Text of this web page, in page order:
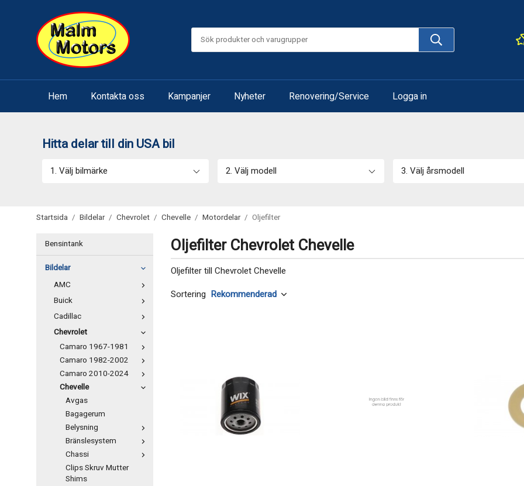
Hem Kontakta oss Kampanjer Nyheter Renovering/Service Logga in
Hitta delar till din USA bil
1. Välj bilmärke 2. Välj modell 3. Välj årsmodell
Startsida / Bildelar / Chevrolet / Chevelle / Motordelar / Oljefilter
Bensintank
Bildelar
AMC
Buick
Cadillac
Chevrolet
Camaro 1967-1981
Camaro 1982-2002
Camaro 2010-2024
Chevelle
Avgas
Bagagerum
Belysning
Bränslesystem
Chassi
Clips Skruv Mutter
Shims
Oljefilter Chevrolet Chevelle
Oljefilter till Chevrolet Chevelle
Sortering